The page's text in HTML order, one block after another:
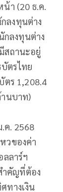
า (20 ธ.ค.
ลงทุนต่าง
กลงทุนต่าง
สถานะอยู่
ตรไทย
ตร 1,208.4
นบาท)
ค. 2568
วของค่า
ลาร์ฯ
ำคัญที่ต้อง
ทางเงิน